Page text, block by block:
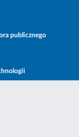
publicznego